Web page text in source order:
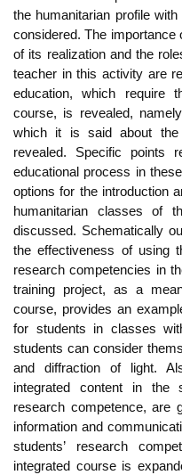
the humanitarian profile
considered. The importance
of its realization and the
teacher in this activity are
education, which require
course, is revealed,
which it is said about
revealed. Specific points
educational process in
options for the introduction
humanitarian classes of
discussed. Schematically
the effectiveness of using
research competencies in
training project, as a
course, provides an
for students in classes
students can consider
and diffraction of light.
integrated content in the
research competence, are
information and
students’ research
integrated course is